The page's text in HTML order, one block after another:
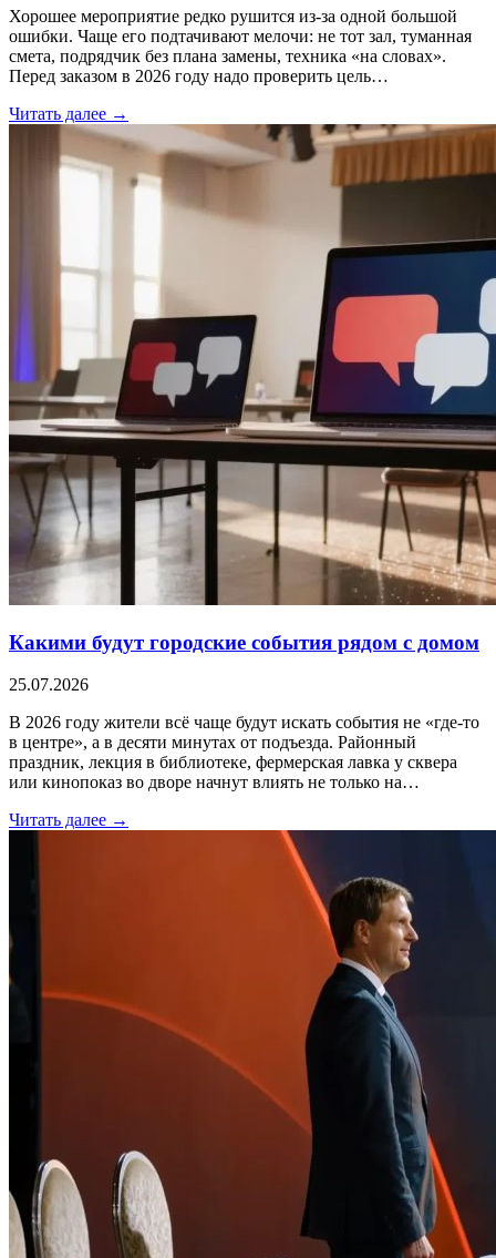
Хорошее мероприятие редко рушится из-за одной большой
ошибки. Чаще его подтачивают мелочи: не тот зал, туманная
смета, подрядчик без плана замены, техника «на словах».
Перед заказом в 2026 году надо проверить цель…
Читать далее →
Какими будут городские события рядом с домом
25.07.2026
В 2026 году жители всё чаще будут искать события не «где-то
в центре», а в десяти минутах от подъезда. Районный
праздник, лекция в библиотеке, фермерская лавка у сквера
или кинопоказ во дворе начнут влиять не только на…
Читать далее →